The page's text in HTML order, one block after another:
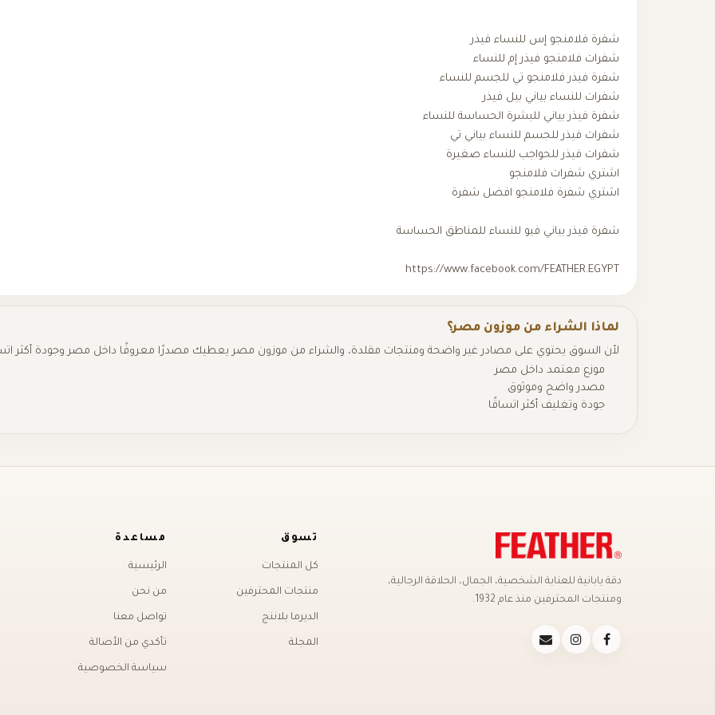
شفرة فلامنجو إس للنساء فيذر
شفرات فلامنجو فيذر إم للنساء
شفرة فيذر فلامنجو تي للجسم للنساء
شفرات للنساء بياني بيل فيذر
شفرة فيذر بياني للبشرة الحساسة للنساء
شفرات فيذر للجسم للنساء بياني تي
شفرات فيذر للحواجب للنساء صغيرة
اشتري شفرات فلامنجو
اشتري شفرة فلامنجو افضل شفرة
شفرة فيذر بياني فيو للنساء للمناطق الحساسة
https://www.facebook.com/FEATHER.EGYPT
لماذا الشراء من موزون مصر؟
لأن السوق يحتوي على مصادر غير واضحة ومنتجات مقلدة، والشراء من موزون مصر يعطيك مصدرًا معروفًا داخل مصر وجودة أكثر
موزع معتمد داخل مصر
مصدر واضح وموثوق
جودة وتغليف أكثر اتساقًا
دقة يابانية للعناية الشخصية، الجمال، الحلاقة الرجالية،
ومنتجات المحترفين منذ عام 1932.
تسوق
كل المنتجات
منتجات المحترفين
الديرما بلاننج
المجلة
مساعدة
الرئيسية
من نحن
تواصل معنا
تأكدي من الأصالة
سياسة الخصوصية